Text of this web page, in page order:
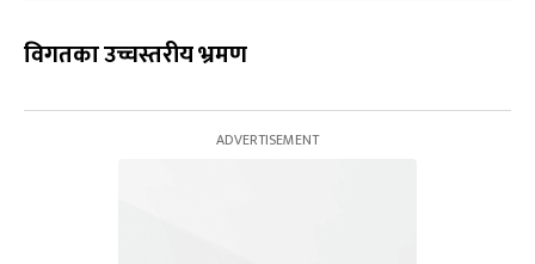
विगतकाउच्चस्तरीयभ्रमण